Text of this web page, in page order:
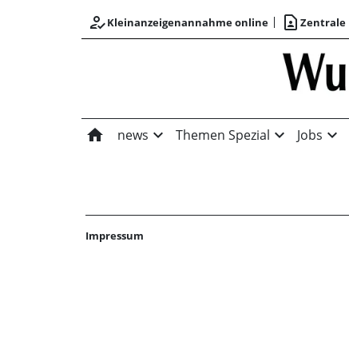
how_to_regKleinanzeigenannahme online contact_page Zentrale
home news expand_more Themen Spezial expand_more Jobs expand_more
Impressum